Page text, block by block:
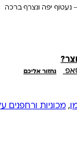
נעטוף יפה ונצרף ברכה
נחזור אליכם
, מכוניות ורחפנים